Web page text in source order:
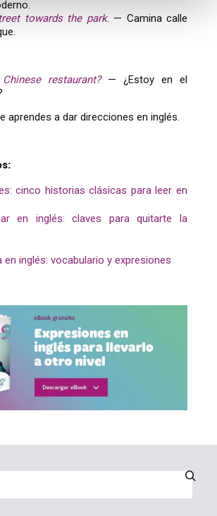
towards the park. — Camina calle
restaurant?— ¿Estoy en el
aprendes a dar direcciones en inglés.
cinco historias clásicas para leer en
en inglés: claves para quitarte la
en inglés: vocabulario y expresiones